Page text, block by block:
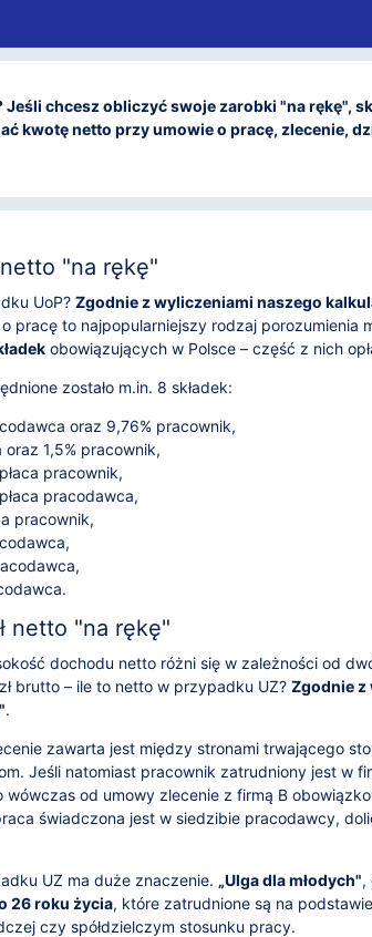
chcesz obliczyć swoje zarobki "na rękę",
kwotę netto przy umowie o pracę, zlecenie,
"na rękę"
UoP? Zgodnie z wyliczeniami naszego
pracę to najpopularniejszy rodzaj
obowiązujących w Polsce – część z nich
zostało m.in. 8 składek:
oraz 9,76% pracownik,
1,5% pracownik,
pracownik,
pracodawca,
pracownik,
netto "na rękę"
dochodu netto różni się w zależności od
brutto – ile to netto w przypadku UZ? Zgodnie z
.
zawarta jest między stronami trwającego
Jeśli natomiast pracownik zatrudniony jest w
wówczas od umowy zlecenie z firmą B
świadczona jest w siedzibie pracodawcy,
UZ ma duże znaczenie. „Ulga dla młodych",
26 roku życia, które zatrudnione są na
czy spółdzielczym stosunku pracy.